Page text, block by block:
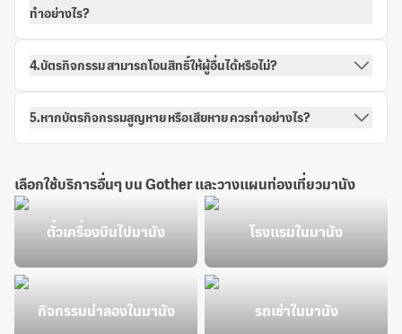
ทำอย่างไร?
4.บัตรกิจกรรม สามารถโอนสิทธิ์ให้ผู้อื่นได้หรือไม่?
5.หากบัตรกิจกรรมสูญหาย หรือเสียหาย ควรทำอย่างไร?
เลือกใช้บริการอื่นๆ บน Gother และวางแผนท่องเที่ยวมานัง
ตั๋วเครื่องบินไปมานัง โรงแรมในมานัง
กิจกรรมน่าลองในมานัง รถเช่าในมานัง